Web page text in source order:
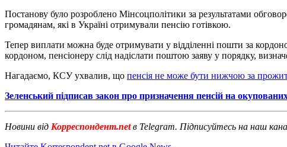
Постанову було розроблено Мінсоцполітики за результатами
громадянам, які в Україні отримували пенсію готівкою.
Тепер виплати можна буде отримувати у відділенні пошти за
кордоном, пенсіонеру слід надіслати поштою заяву у порядку,
Нагадаємо, КСУ ухвалив, що пенсія не може бути нижчою за
Зеленський підписав закон про призначення пенсій на
Новини від Корреспондент.netв Telegram. Підписуйтесь на наш